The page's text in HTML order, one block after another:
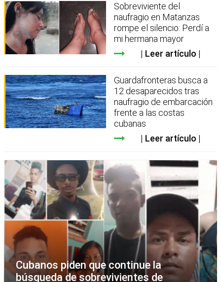
Sobreviviente del
naufragio en Matanzas
rompe el silencio: Perdí a
mi hermana mayor
Leer artículo
Guardafronteras busca a
12 desaparecidos tras
naufragio de embarcación
frente a las costas
cubanas
Leer artículo
Cubanos piden que continue la
búsqueda de sobrevivientes de